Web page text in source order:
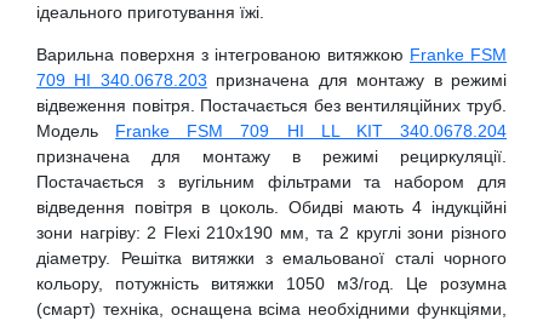
ідеального приготування їжі.
Варильна поверхня з інтегрованою витяжкою Franke FSM
709 HI 340.0678.203 призначена для монтажу в режимі
відвеження повітря. Постачається без вентиляційних труб.
Модель Franke FSM 709 HI LL KIT 340.0678.204
призначена для монтажу в режимі рециркуляції.
Постачається з вугільним фільтрами та набором для
відведення повітря в цоколь. Обидві мають 4 індукційні
зони нагріву: 2 Flexi 210х190 мм, та 2 круглі зони різного
діаметру. Решітка витяжки з емальованої сталі чорного
кольору, потужність витяжки 1050 м3/год. Це розумна
(смарт) техніка, оснащена всіма необхідними функціями,